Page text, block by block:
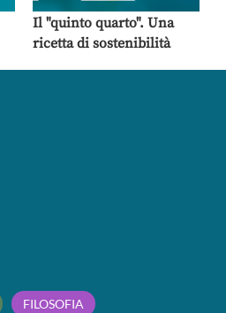
ANTICO MUSICA
SOCIETÀ STORIA
Il "quinto quarto". Una
ricetta di sostenibilità
FILOSOFIA